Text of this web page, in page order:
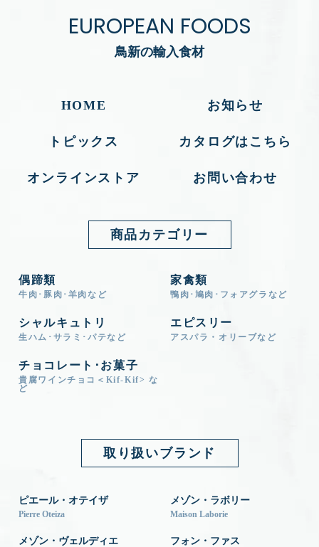
EUROPEAN FOODS
鳥新の輸入食材
HOME お知らせ
トピックス カタログはこちら
オンラインストア お問い合わせ
商品カテゴリー
偶蹄類
牛肉･豚肉･羊肉など
家禽類
鴨肉･鳩肉･フォアグラなど
シャルキュトリ
生ハム･サラミ･パテなど
エピスリー
アスパラ・オリーブなど
チョコレート･お菓子
貴腐ワインチョコ＜Kif-Kif> な
ど
取り扱いブランド
ピエール・オテイザ
Pierre Oteiza
メゾン・ラボリー
Maison Laborie
メゾン・ヴェルディエ フォン・ファス